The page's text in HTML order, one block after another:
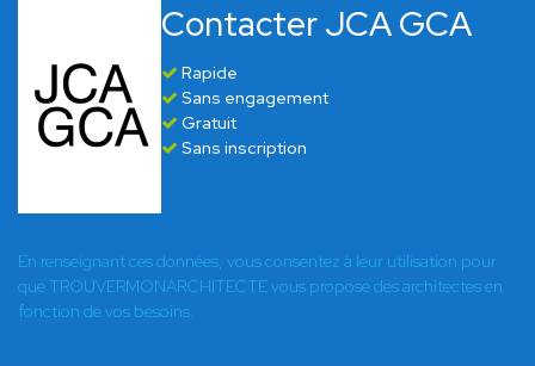
Contacter JCA GCA
Rapide
Sans engagement
Gratuit
Sans inscription
En renseignant ces données, vous consentez à leur utilisation pour
que TROUVERMONARCHITECTE vous propose des architectes en
fonction de vos besoins.